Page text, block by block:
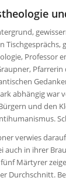
Professor
abhängig war
und den
verwies
auch in ihrer
Märtyrer
Durchschnitt.